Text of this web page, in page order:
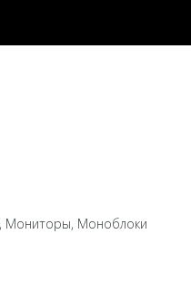
Мониторы, Моноблоки